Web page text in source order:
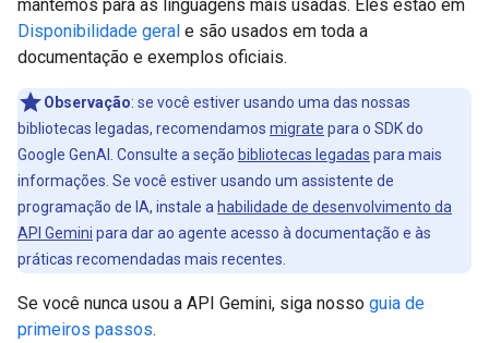
mantemos para as linguagens mais usadas. Eles estão em
Disponibilidade geral e são usados em toda a
documentação e exemplos oficiais.
Observação: se você estiver usando uma das nossas
bibliotecas legadas, recomendamos migrate para o SDK do
Google GenAI. Consulte a seção bibliotecas legadas para mais
informações. Se você estiver usando um assistente de
programação de IA, instale a habilidade de desenvolvimento da
API Gemini para dar ao agente acesso à documentação e às
práticas recomendadas mais recentes.
Se você nunca usou a API Gemini, siga nosso guia de
primeiros passos.